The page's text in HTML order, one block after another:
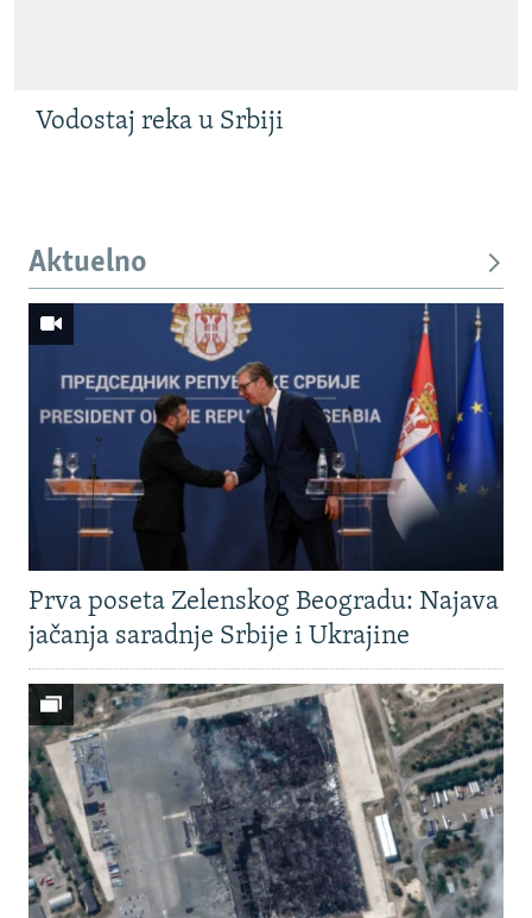
Vodostaj reka u Srbiji
Aktuelno
Prva poseta Zelenskog Beogradu: Najava
jačanja saradnje Srbije i Ukrajine